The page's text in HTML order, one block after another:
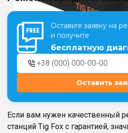
Театральная
г. Киев, ул. Крещатик 44-А
Оболонь
г. Киев, ТЦ LAKE PLAZA, ул. Героев
полка «Азов», 12
Дарница
г. Киев, Комфорт Таун, ул.
Березнева, 16, корпус 3
Оставьте заявку на
и получите
бесплатную
Оставить
Если вам нужен качественный
станций Tig Fox с гарантией,